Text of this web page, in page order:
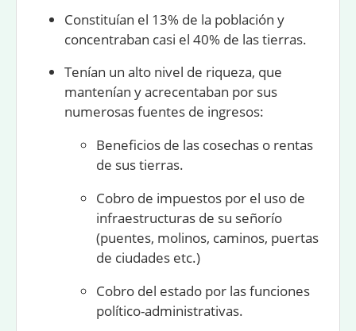
Constituían el 13% de la población y
concentraban casi el 40% de las tierras.
Tenían un alto nivel de riqueza, que
mantenían y acrecentaban por sus
numerosas fuentes de ingresos:
Beneficios de las cosechas o rentas
de sus tierras.
Cobro de impuestos por el uso de
infraestructuras de su señorío
(puentes, molinos, caminos, puertas
de ciudades etc.)
Cobro del estado por las funciones
político-administrativas.